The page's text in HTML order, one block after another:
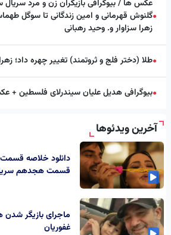
●
عکس ها / بیوگرافی بازیگران زن و مرد
گلنوش قهرمانی و امین زندگانی تا سوگل
زهرا سزاوار و. وحید رهبانی
●طلا (دختر فلج و ثروتمند) تغییر چهره داد؛ زهرا
●بیوگرافی هدیل علیان سیندرلای فلسطین +
آخرین ویدئوها
دانلود خلاصه
قسمت هجدهم
ماجرای بازیگر شدن
غفوریان